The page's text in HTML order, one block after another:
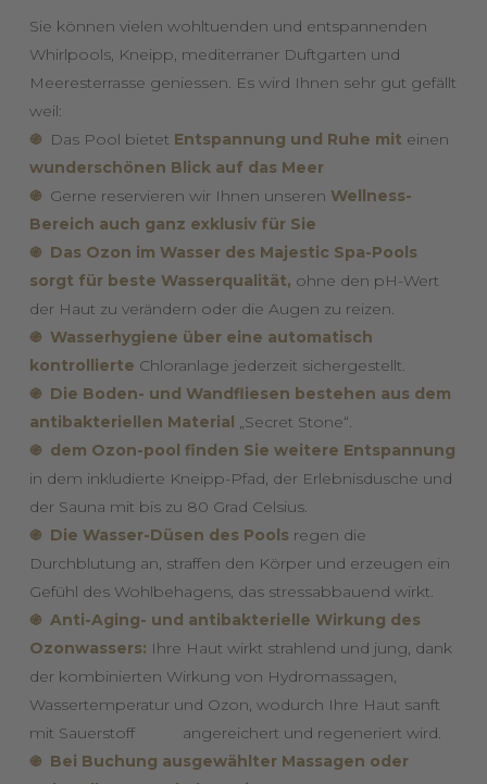
Sie können vielen wohltuenden und entspannenden
Whirlpools, Kneipp, mediterraner Duftgarten und
Meeresterrasse geniessen. Es wird Ihnen sehr gut gefällt
weil:
֍Das Pool bietet Entspannung und Ruhe mit einen
wunderschönen Blick auf das Meer
֍ Gerne reservieren wir Ihnen unseren Wellness-
Bereich auch ganz exklusiv für Sie
֍ Das Ozon im Wasser des Majestic Spa-Pools
sorgt für beste Wasserqualität, ohne den pH-Wert
der Haut zu verändern oder die Augen zu reizen.
֍ Wasserhygiene über eine automatisch
kontrollierte Chloranlage jederzeit sichergestellt.
֍ Die Boden- und Wandfliesen bestehen aus dem
antibakteriellen Material „Secret Stone“.
֍ dem Ozon-pool finden Sie weitere Entspannung
in dem inkludierte Kneipp-Pfad, der Erlebnisdusche und
der Sauna mit bis zu 80 Grad Celsius.
֍ Die Wasser-Düsen des Pools regen die
Durchblutung an, straffen den Körper und erzeugen ein
Gefühl des Wohlbehagens, das stressabbauend wirkt.
֍ Anti-Aging- und antibakterielle Wirkung des
Ozonwassers: Ihre Haut wirkt strahlend und jung, dank
der kombinierten Wirkung von Hydromassagen,
Wassertemperatur und Ozon, wodurch Ihre Haut sanft
mit Sauerstoff angereichert und regeneriert wird.
֍ Bei Buchung ausgewählter Massagen oder